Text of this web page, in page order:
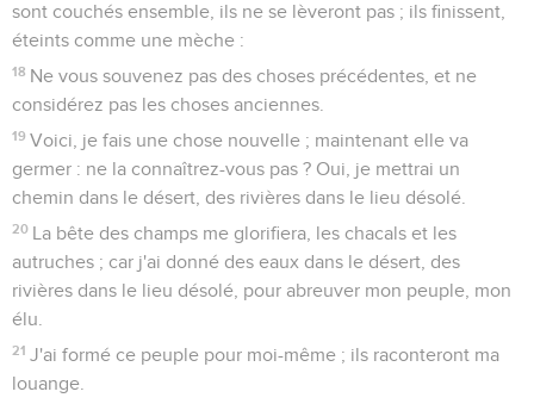
sont couchés ensemble, ils ne se lèveront pas ; ils finissent,
éteints comme une mèche :
18 Ne vous souvenez pas des choses précédentes, et ne
considérez pas les choses anciennes.
19 Voici, je fais une chose nouvelle ; maintenant elle va
germer : ne la connaîtrez-vous pas ? Oui, je mettrai un
chemin dans le désert, des rivières dans le lieu désolé.
20 La bête des champs me glorifiera, les chacals et les
autruches ; car j'ai donné des eaux dans le désert, des
rivières dans le lieu désolé, pour abreuver mon peuple, mon
élu.
21 J'ai formé ce peuple pour moi-même ; ils raconteront ma
louange.